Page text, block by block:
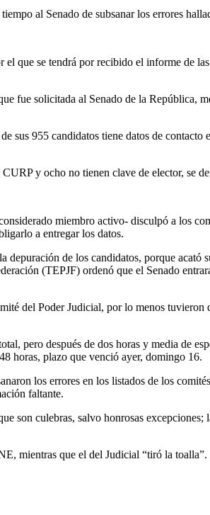
al Senado de subsanar los errores
que se tendrá por recibido el informe de
fue solicitada al Senado de la República,
sus 955 candidatos tiene datos de contacto
y ocho no tienen clave de elector, se
miembro activo- disculpó a los
a entregar los datos.
de los candidatos, porque acató
(TEPJF) ordenó que el Senado
del Poder Judicial, por lo menos tuvieron
pero después de dos horas y media de
horas, plazo que venció ayer, domingo 16.
los errores en los listados de los
faltante.
son culebras, salvo honrosas excepciones;
mientras que el del Judicial “tiró la toalla”.